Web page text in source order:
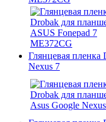
Глянцевая пленка
Nexus 7